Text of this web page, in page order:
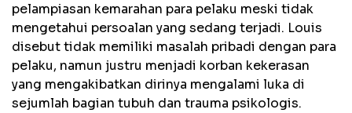
pelampiasan kemarahan para pelaku meski tidak
mengetahui persoalan yang sedang terjadi. Louis
disebut tidak memiliki masalah pribadi dengan para
pelaku, namun justru menjadi korban kekerasan
yang mengakibatkan dirinya mengalami luka di
sejumlah bagian tubuh dan trauma psikologis.